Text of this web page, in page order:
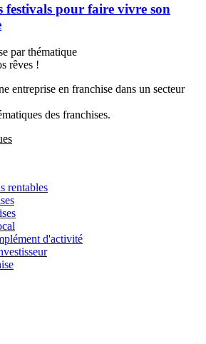
festivals pour faire vivre son
par thématique
rêves !
entreprise en franchise dans un secteur
des franchises.
rentables
d'activité